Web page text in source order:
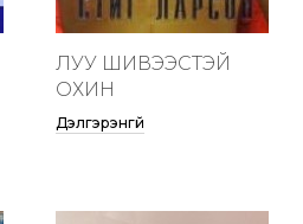
ЛУУ ШИВЭЭСТЭЙ
ОХИН
Дэлгэрэнгүй